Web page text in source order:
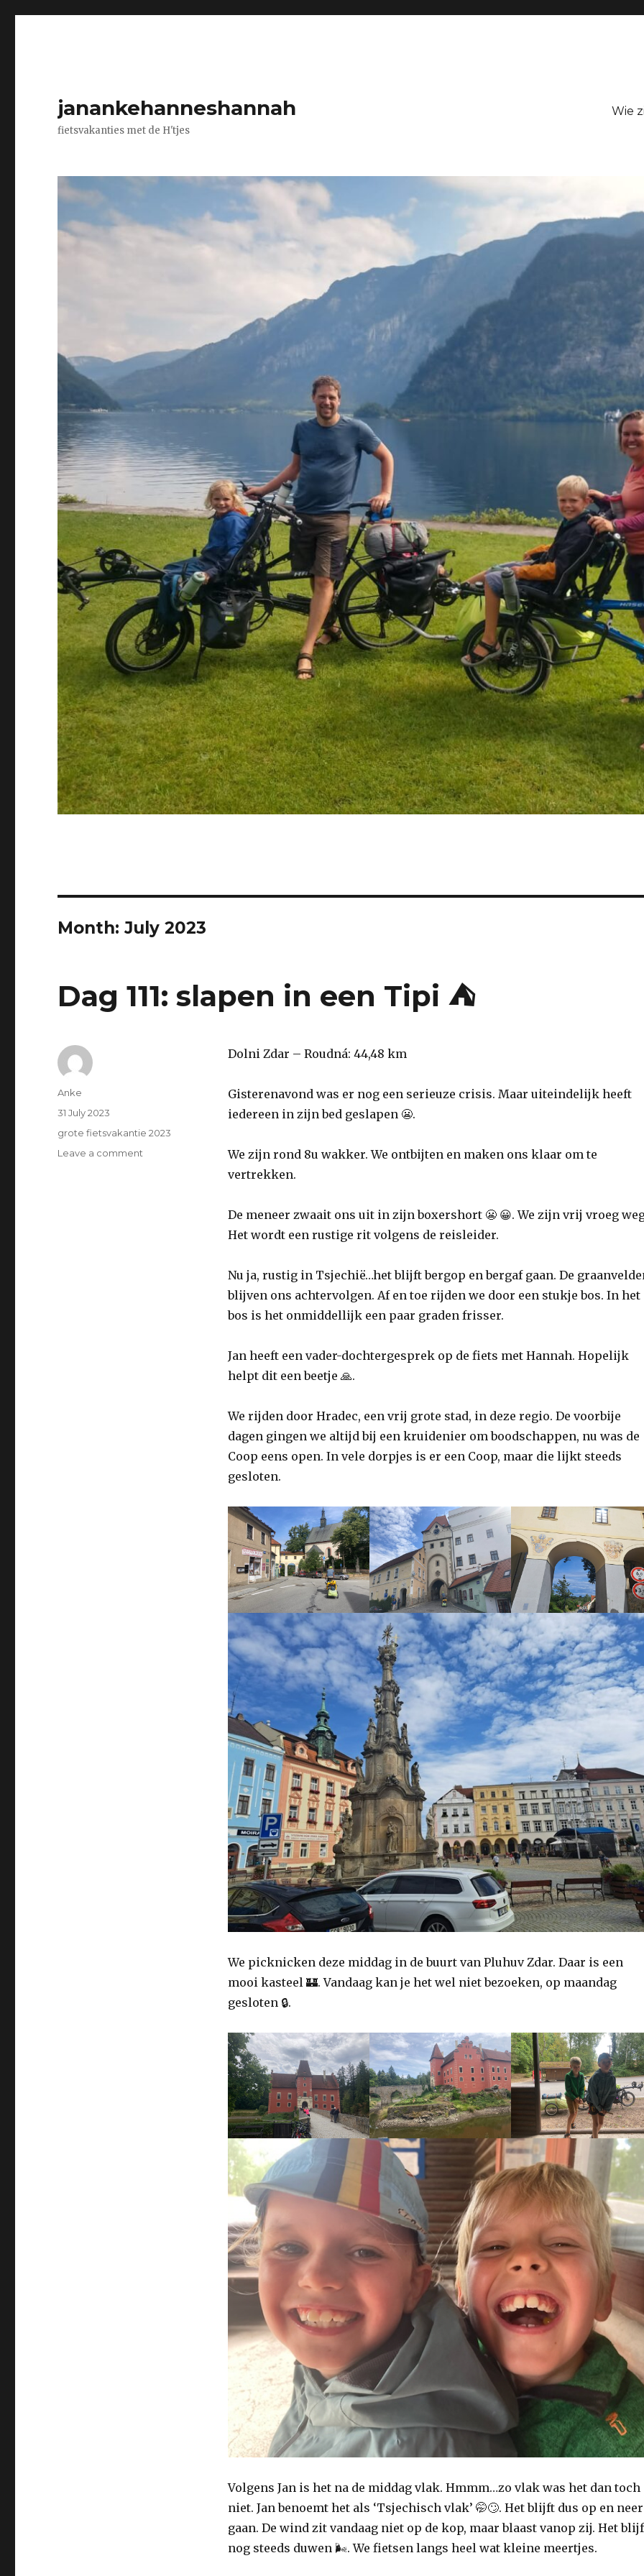
janankehanneshannah
fietsvakanties met de H'tjes
Wie
Month:July 2023
Dag 111: slapen in een Tipi ⛺️
Dolni Zdar – Roudná: 44,48 km
Gisterenavond was er nog een serieuze crisis. Maar uiteindelijk heeft
iedereen in zijn bed geslapen 😬.
We zijn rond 8u wakker. We ontbijten en maken ons klaar om te
vertrekken.
De meneer zwaait ons uit in zijn boxershort 😬 😀. We zijn vrij vroeg
Het wordt een rustige rit volgens de reisleider.
Nu ja, rustig in Tsjechië…het blijft bergop en bergaf gaan. De
blijven ons achtervolgen. Af en toe rijden we door een stukje bos. In het
bos is het onmiddellijk een paar graden frisser.
Jan heeft een vader-dochtergesprek op de fiets met Hannah. Hopelijk
helpt dit een beetje 🙏.
We rijden door Hradec, een vrij grote stad, in deze regio. De voorbije
dagen gingen we altijd bij een kruidenier om boodschappen, nu was de
Coop eens open. In vele dorpjes is er een Coop, maar die lijkt steeds
gesloten.
We picknicken deze middag in de buurt van Pluhuv Zdar. Daar is een
mooi kasteel 🏰. Vandaag kan je het wel niet bezoeken, op maandag
gesloten 🔒.
Volgens Jan is het na de middag vlak. Hmmm…zo vlak was het dan toch
niet. Jan benoemt het als ‘Tsjechisch vlak’ 🤭🙄. Het blijft dus op en neer
gaan. De wind zit vandaag niet op de kop, maar blaast vanop zij. Het
nog steeds duwen 🌬️. We fietsen langs heel wat kleine meertjes.
Author
Anke
Posted
31 July 2023
Categories
grote fietsvakantie 2023
Leave a comment